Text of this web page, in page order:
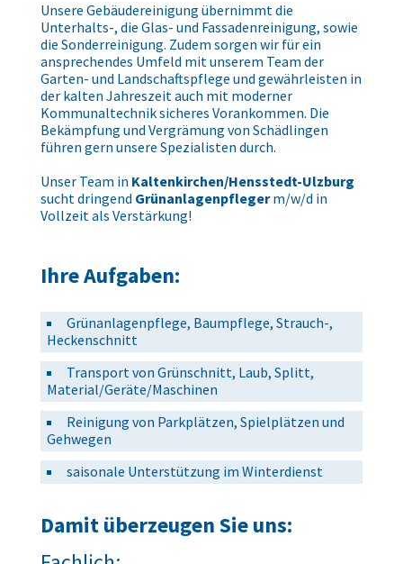
Unsere Gebäudereinigung übernimmt die
Unterhalts-, die Glas- und Fassadenreinigung, sowie
die Sonderreinigung. Zudem sorgen wir für ein
ansprechendes Umfeld mit unserem Team der
Garten- und Landschaftspflege und gewährleisten in
der kalten Jahreszeit auch mit moderner
Kommunaltechnik sicheres Vorankommen. Die
Bekämpfung und Vergrämung von Schädlingen
führen gern unsere Spezialisten durch.
Unser Team in Kaltenkirchen/Hensstedt-Ulzburg
sucht dringend Grünanlagenpflegerm/w/d in
Vollzeit als Verstärkung!
Ihre Aufgaben:
Grünanlagenpflege, Baumpflege, Strauch-,
Heckenschnitt
Transport von Grünschnitt, Laub, Splitt,
Material/Geräte/Maschinen
Reinigung von Parkplätzen, Spielplätzen und
Gehwegen
saisonale Unterstützung im Winterdienst
Damit überzeugen Sie uns: